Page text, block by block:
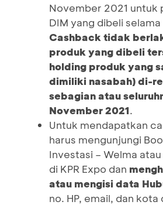
November 2021 untuk
DIM yang dibeli selama
Cashback tidak
produk yang dibeli
holding produk yang
dimiliki nasabah) di-
sebagian atau
November 2021.
Untuk mendapatkan
harus mengunjungi
Investasi – Welma
di KPR Expo dan
atau mengisi data
no. HP, email, dan kota